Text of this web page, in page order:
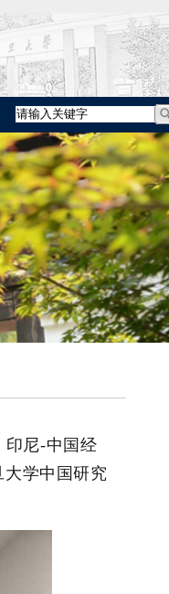
印尼-中国经
学中国研究